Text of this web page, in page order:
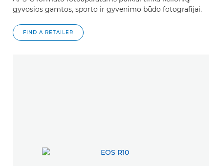
gyvosios gamtos, sporto ir gyvenimo būdo fotografijai.
FIND A RETAILER